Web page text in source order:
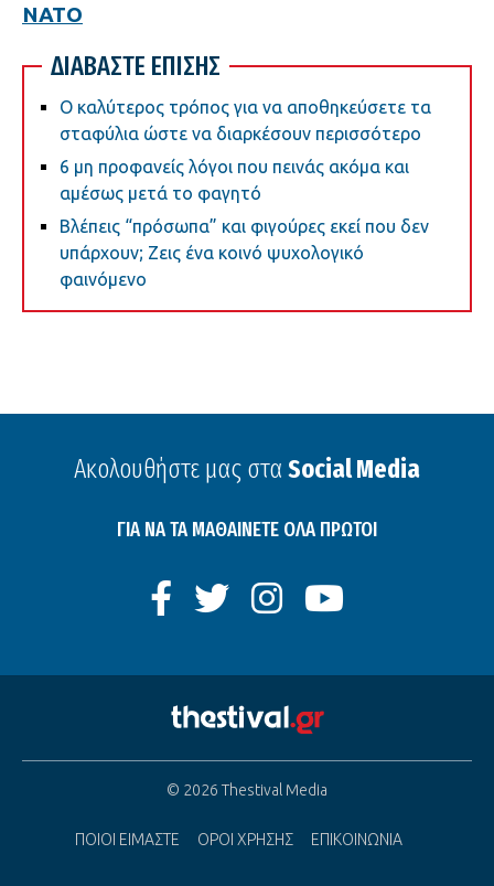
ΝΑΤΟ
ΔΙΑΒΑΣΤΕ ΕΠΙΣΗΣ
Ο καλύτερος τρόπος για να αποθηκεύσετε τα
σταφύλια ώστε να διαρκέσουν περισσότερο
6 μη προφανείς λόγοι που πεινάς ακόμα και
αμέσως μετά το φαγητό
Βλέπεις “πρόσωπα” και φιγούρες εκεί που δεν
υπάρχουν; Ζεις ένα κοινό ψυχολογικό
φαινόμενο
Ακολουθήστε μας στα Social Media
ΓΙΑ ΝΑ ΤΑ ΜΑΘΑΙΝΕΤΕ ΟΛΑ ΠΡΩΤΟΙ
© 2026 Thestival Media
ΠΟΙΟΙ ΕΙΜΑΣΤΕ ΟΡΟΙ ΧΡΗΣΗΣ ΕΠΙΚΟΙΝΩΝΙΑ